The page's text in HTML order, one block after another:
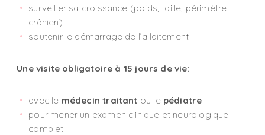
surveiller sa croissance (poids, taille, périmètre
crânien)
soutenir le démarrage de l’allaitement
Une visite obligatoire à 15 jours de vie:
avec le médecin traitant ou le pédiatre
pour mener un examen clinique et neurologique
complet